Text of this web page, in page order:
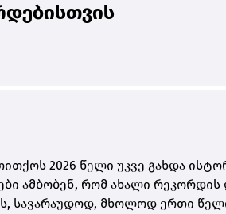
2026 წელი უკვე გახდა
ამბობენ, რომ ახალი რეკორდის
სავარაუდოდ, მხოლოდ ერთი